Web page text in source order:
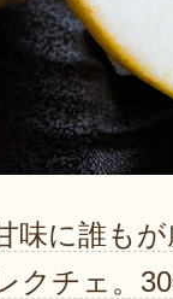
味に誰も
クチェ。